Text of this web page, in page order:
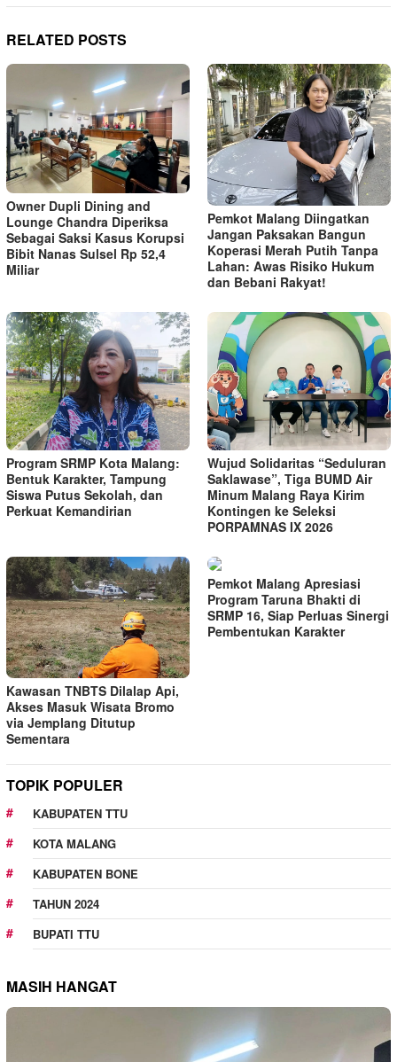
RELATED POSTS
Owner Dupli Dining and
Lounge Chandra Diperiksa
Sebagai Saksi Kasus Korupsi
Bibit Nanas Sulsel Rp 52,4
Miliar
Pemkot Malang Diingatkan
Jangan Paksakan Bangun
Koperasi Merah Putih Tanpa
Lahan: Awas Risiko Hukum
dan Bebani Rakyat!
Program SRMP Kota Malang:
Bentuk Karakter, Tampung
Siswa Putus Sekolah, dan
Perkuat Kemandirian
Wujud Solidaritas “Seduluran
Saklawase”, Tiga BUMD Air
Minum Malang Raya Kirim
Kontingen ke Seleksi
PORPAMNAS IX 2026
Kawasan TNBTS Dilalap Api,
Akses Masuk Wisata Bromo
via Jemplang Ditutup
Sementara
Pemkot Malang Apresiasi
Program Taruna Bhakti di
SRMP 16, Siap Perluas Sinergi
Pembentukan Karakter
TOPIK POPULER
KABUPATEN TTU
KOTA MALANG
KABUPATEN BONE
TAHUN 2024
BUPATI TTU
MASIH HANGAT